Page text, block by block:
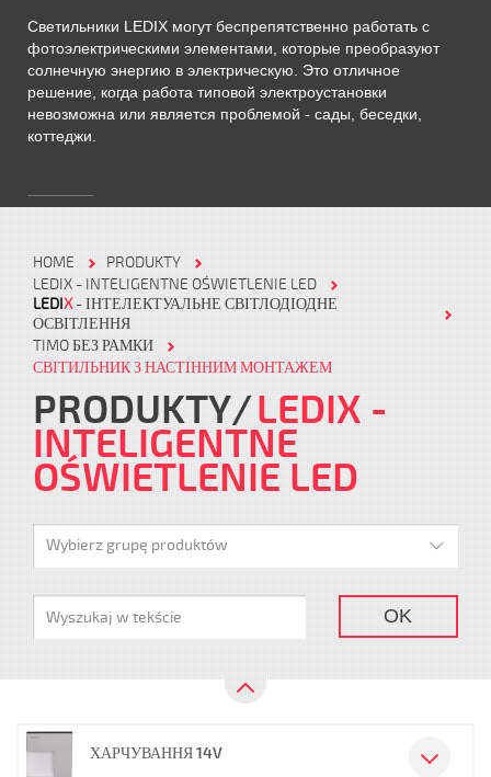
Светильники LEDIX могут беспрепятственно работать с
фотоэлектрическими элементами, которые преобразуют
солнечную энергию в электрическую. Это отличное
решение, когда работа типовой электроустановки
невозможна или является проблемой - сады, беседки,
коттеджи.
HOME
PRODUKTY
LEDIX - INTELIGENTNE OŚWIETLENIE LED
LEDIX- ІНТЕЛЕКТУАЛЬНЕ СВІТЛОДІОДНЕ
ОСВІТЛЕННЯ
TIMO БЕЗ РАМКИ
СВІТИЛЬНИК З НАСТІННИМ МОНТАЖЕМ
PRODUKTY LEDIX -
INTELIGENTNE
OŚWIETLENIE LED
Wybierz grupę produktów
OK
ХАРЧУВАННЯ 14V